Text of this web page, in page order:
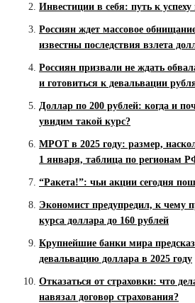
Инвестиции в себя: путь к
Россиян ждет массовое
известны последствия взлета
Россиян призвали не ждать
и готовиться к девальвации
Доллар по 200 рублей: когда и
увидим такой курс?
МРОТ в 2025 году: размер,
1 января, таблица по регионам
“Ракета!”: чьи акции сегодня
Экономист предупредил, к чему
курса доллара до 160 рублей
Крупнейшие банки мира
девальвацию доллара в 2025 году
Отказаться от страховки: что
навязал договор страхования?